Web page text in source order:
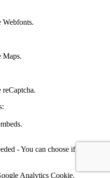
Webfonts.
Maps.
- You can choose if you want
Analytics Cookie.